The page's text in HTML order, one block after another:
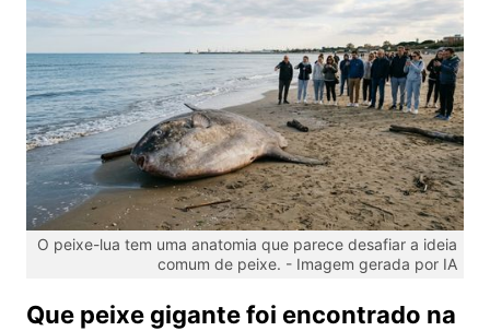
O peixe-lua tem uma anatomia que parece desafiar a ideia
comum de peixe. - Imagem gerada por IA
Que peixe gigante foi encontrado na